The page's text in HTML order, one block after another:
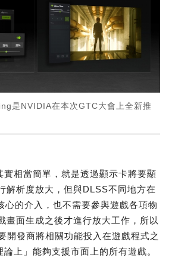
是NVIDIA在本次GTC大會上全新推
實相當簡單，就是透過顯示卡將要顯
解析度放大，但與DLSS不同地方在
心的介入，也不需要參與遊戲各項物
畫面生成之後才進行放大工作，所以
開發商將相關功能投入在遊戲程式之
上」能夠支援市面上的所有遊戲。